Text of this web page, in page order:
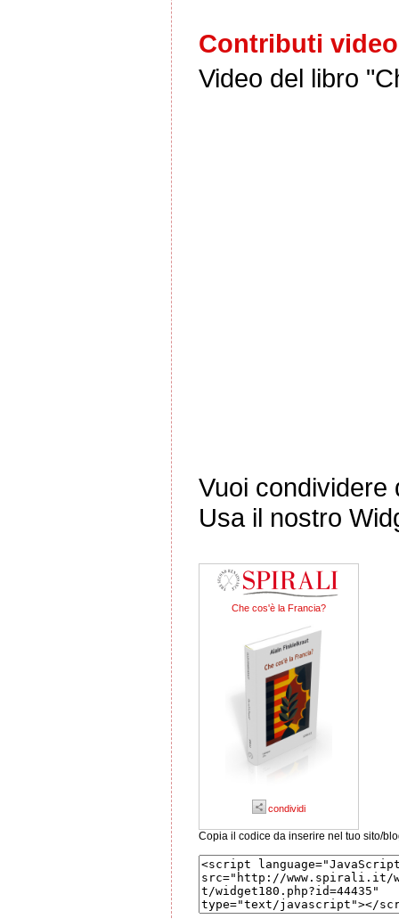
Contributi video
Video del libro
Vuoi condividere
Usa il nostro
Che cos'è la Francia?
condividi
Copia il codice da inserire nel tuo sito/